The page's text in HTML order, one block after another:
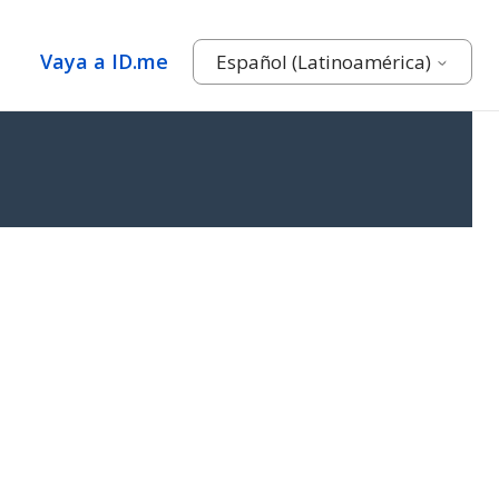
Vaya a ID.me Español (Latinoamérica)